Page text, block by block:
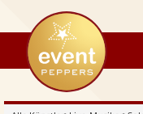
eventpeppers